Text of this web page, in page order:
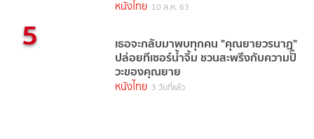
หนังไทย 10 ส.ค. 63
5 เธอจะกลับมาพบทุกคน "คุณยายวรนาฏ"
ปล่อยทีเซอร์น้ำจิ้ม ชวนสะพรึงกับความปั๊
วะของคุณยาย
หนังไทย 3 วันที่แล้ว